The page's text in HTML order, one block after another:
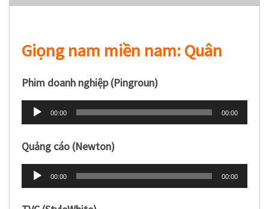
Giọng nam miền nam: Quân
Phim doanh nghiệp (Pingroun)
Trình
phát
âm
thanh
00:00 00:00
Quảng cáo (Newton)
Trình
phát
âm
00:00 00:00